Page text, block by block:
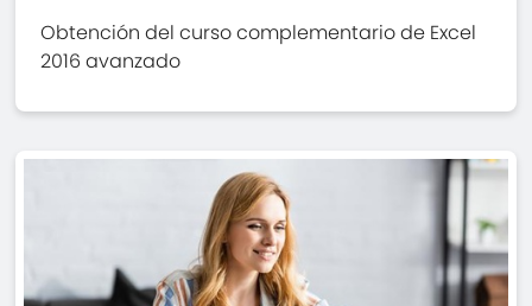
Obtención del curso complementario de Excel
2016 avanzado